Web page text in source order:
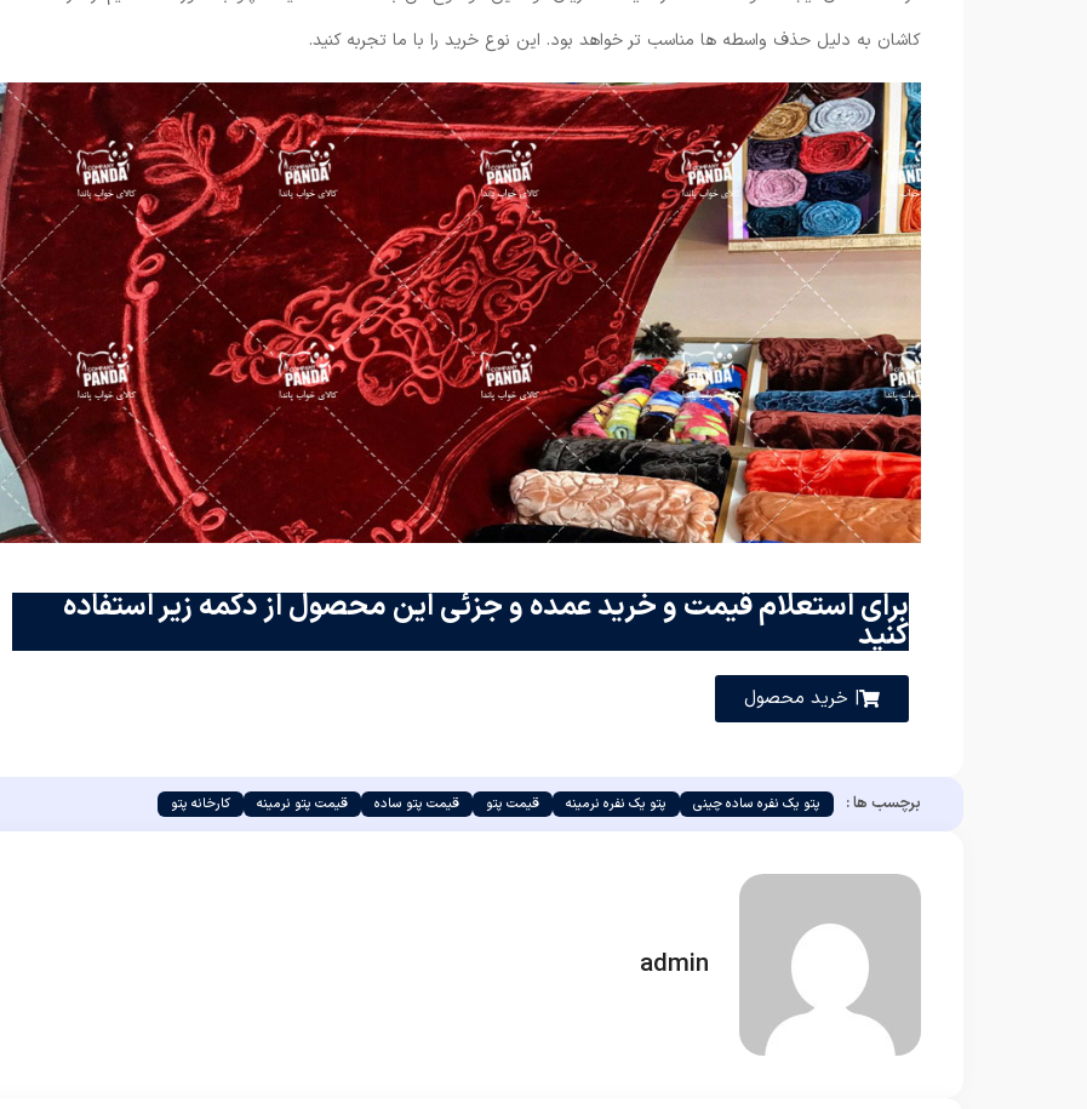
کاشان به دلیل حذف واسطه ها مناسب تر خواهد بود. این نوع خرید را با ما تجربه کنید.
برای استعلام قیمت و خرید عمده و جزئی این محصول از دکمه زیر استفاده
کنید
| خرید محصول
برچسب ها : پتو یک نفره ساده چینی پتو یک نفره نرمینه قیمت پتو قیمت پتو ساده قیمت پتو نرمینه کارخانه پتو
admin